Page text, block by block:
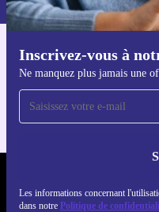
Inscrivez-vous à
Ne manquez plus jamais une
Les informations concernant
dans notre Politique de
Pour iOS et